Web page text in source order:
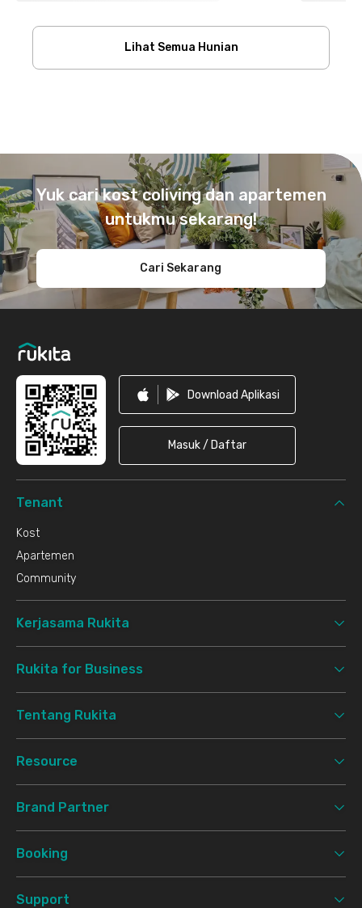
Lihat Semua Hunian
Yuk cari kost coliving dan apartemen
untukmu sekarang!
Cari Sekarang
Download Aplikasi
Masuk / Daftar
Tenant
Kost
Apartemen
Community
Kerjasama Rukita
Rukita for Business
Tentang Rukita
Resource
Brand Partner
Booking
Support